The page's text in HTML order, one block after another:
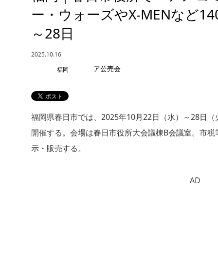
ー・ウォーズやX-MENなど
～28日
2025.10.16
福岡
福岡県春日市では、2025年10月22日（水）～28日（
開催する。会場は春日市役所大会議棟B会議室。市
示・販売する。
AD